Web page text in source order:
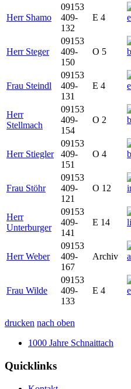
Herr Shamo
09153
409-
132
E 4
Herr Steger
09153
409-
150
O 5
Frau Steindl
09153
409-
131
E 4
Herr
Stellmach
09153
409-
154
O 2
Herr Stiegler
09153
409-
151
O 4
Frau Stöhr
09153
409-
121
O 12
Herr
Unterburger
09153
409-
141
E 14
Herr Weber
09153
409-
167
Archiv
Frau Wilde
09153
409-
133
E 4
drucken nach oben
1000 Jahre Schnaittach
Quicklinks